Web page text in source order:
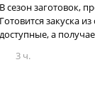
В сезон заготовок,
Готовится закуска
доступные, а
3 ч.